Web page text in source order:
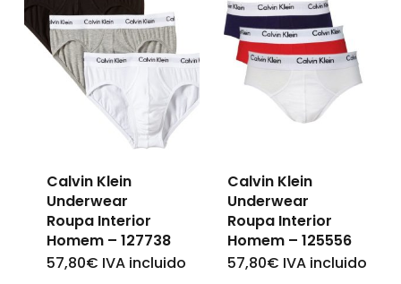
multiple
variants.
The
options
may
be
chosen
on
the
product
variants.
The
options
may
on
the
product
Calvin Klein
Underwear
Roupa Interior
Homem – 127738
57,80€ IVA incluido
This
Calvin Klein
Underwear
Roupa Interior
Homem – 125556
57,80€ IVA incluido
This